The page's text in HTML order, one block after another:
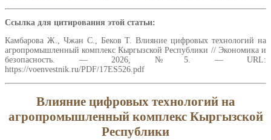
Ссылка для цитирования этой статьи:
Камбарова Ж., Чжан С., Беков Т. Влияние цифровых технологий на
агропромышленный комплекс Кыргызской Республики // Экономика и
безопасность. — 2026, №5. — URL:
https://voenvestnik.ru/PDF/17ES526.pdf
Влияние цифровых технологий на
агропромышленный комплекс Кыргызской
Республики